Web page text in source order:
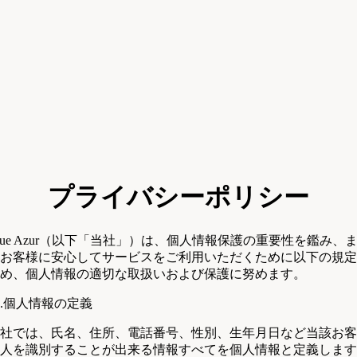
プライバシーポリシー
Azur（以下「当社」）は、個人情報保護の重要性を鑑み、ま
客様に安心してサービスをご利用いただくために以下の規
、個人情報の適切な取扱いおよび保護に努めます。
.個人情報の定義
では、氏名、住所、電話番号、性別、生年月日など当該お
を識別することが出来る情報すべてを個人情報と定義します